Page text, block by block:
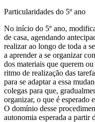
Particularidades do 5º ano
No início do 5º ano,
de casa, agendando
realizar ao longo de toda a
a aprender a se organizar
dos materiais que querem
ritmo de realização das
para se adaptar a essa
colegas para que,
organizar, o que é esperado
O domínio desse
autonomia esperada a partir